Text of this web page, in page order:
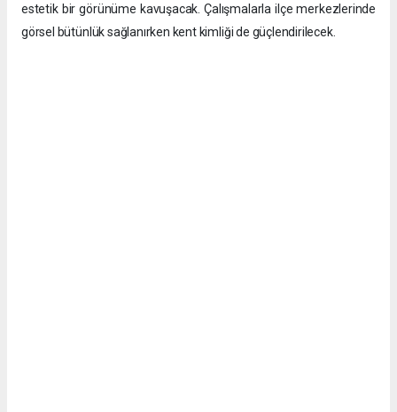
estetik bir görünüme kavuşacak. Çalışmalarla ilçe merkezlerinde
görsel bütünlük sağlanırken kent kimliği de güçlendirilecek.